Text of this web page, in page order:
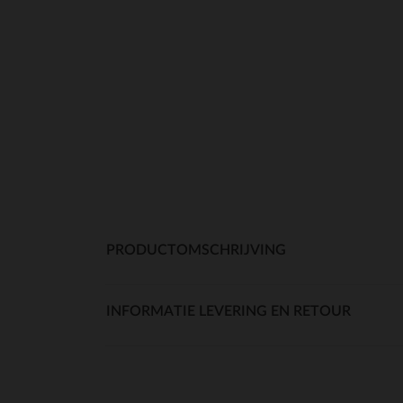
PRODUCTOMSCHRIJVING
INFORMATIE LEVERING EN RETOUR